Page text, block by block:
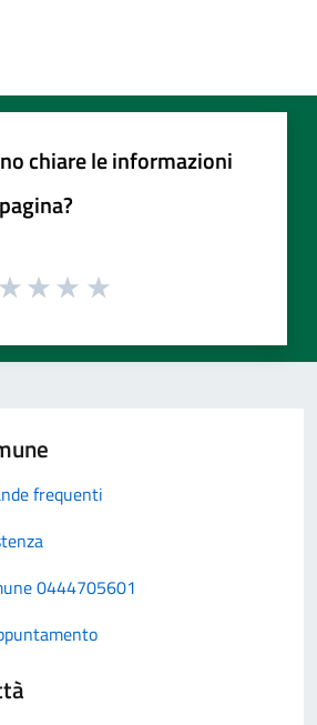
chiare le informazioni
frequenti
0444705601